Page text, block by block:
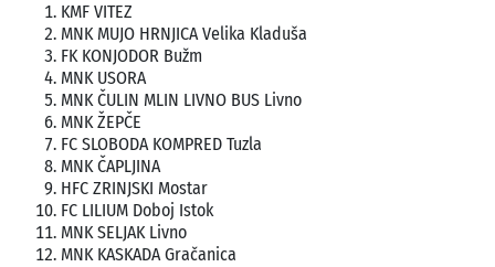
KMF VITEZ
MNK MUJO HRNJICA Velika Kladuša
FK KONJODOR Bužm
MNK USORA
MNK ČULIN MLIN LIVNO BUS Livno
MNK ŽEPČE
FC SLOBODA KOMPRED Tuzla
MNK ČAPLJINA
HFC ZRINJSKI Mostar
FC LILIUM Doboj Istok
MNK SELJAK Livno
MNK KASKADA Gračanica